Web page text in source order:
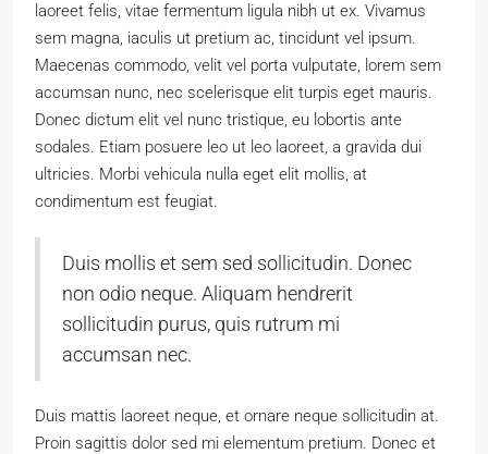
laoreet felis, vitae fermentum ligula nibh ut ex. Vivamus
sem magna, iaculis ut pretium ac, tincidunt vel ipsum.
Maecenas commodo, velit vel porta vulputate, lorem sem
accumsan nunc, nec scelerisque elit turpis eget mauris.
Donec dictum elit vel nunc tristique, eu lobortis ante
sodales. Etiam posuere leo ut leo laoreet, a gravida dui
ultricies. Morbi vehicula nulla eget elit mollis, at
condimentum est feugiat.
Duis mollis et sem sed sollicitudin. Donec
non odio neque. Aliquam hendrerit
sollicitudin purus, quis rutrum mi
accumsan nec.
Duis mattis laoreet neque, et ornare neque sollicitudin at.
Proin sagittis dolor sed mi elementum pretium. Donec et